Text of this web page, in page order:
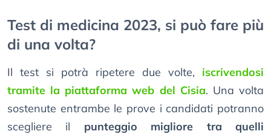
Test di medicina 2023, si può fare più
di una volta?
Il test si potrà ripetere due volte, iscrivendosi
tramite la piattaforma web del Cisia. Una volta
sostenute entrambe le prove i candidati potranno
scegliere il punteggio migliore tra quelli